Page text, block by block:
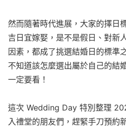
然而隨著時代進展，大家的擇日
吉日宜嫁娶，是不是假日、對新
因素，都成了挑選結婚日的標準
不知道該怎麼選出屬於自己的結
一定要看！
這次 Wedding Day 特別整理
入禮堂的朋友們，趕緊手刀預約